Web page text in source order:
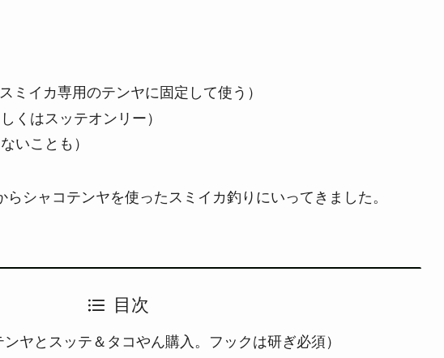
ミイカ専用のテンヤに固定して使う）
くはスッテオンリー）
いことも）
シャコテンヤを使ったスミイカ釣りにいってきました。
目次
ヤとスッテ＆タコやん購入。フックは研ぎ必須）